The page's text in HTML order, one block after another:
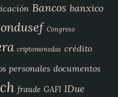
Bancos banxico
Congreso
criptomonedas crédito
personales documentos
fraude GAFI IDue